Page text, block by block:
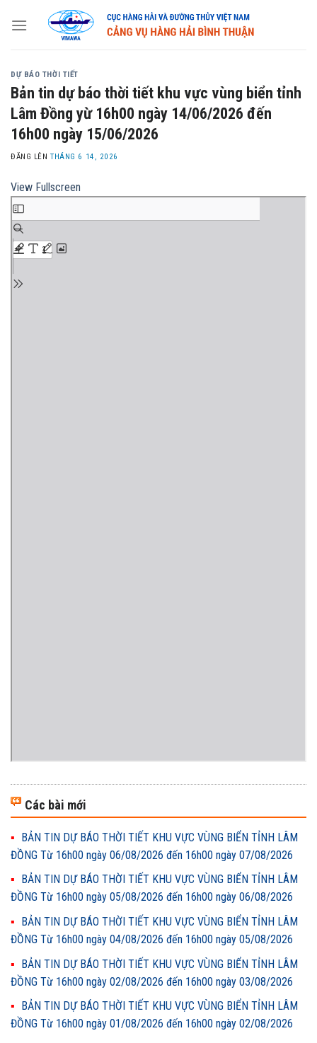
DỰ BÁO THỜI TIẾT
Bản tin dự báo thời tiết khu vực vùng biển tỉnh
Lâm Đồng yừ 16h00 ngày 14/06/2026 đến
16h00 ngày 15/06/2026
ĐĂNG LÊNTHÁNG 6 14, 2026
View Fullscreen
Các bài mới
BẢN TIN DỰ BÁO THỜI TIẾT KHU VỰC VÙNG BIỂN TỈNH LÂM
ĐỒNG Từ 16h00 ngày 06/08/2026 đến 16h00 ngày 07/08/2026
BẢN TIN DỰ BÁO THỜI TIẾT KHU VỰC VÙNG BIỂN TỈNH LÂM
ĐỒNG Từ 16h00 ngày 05/08/2026 đến 16h00 ngày 06/08/2026
BẢN TIN DỰ BÁO THỜI TIẾT KHU VỰC VÙNG BIỂN TỈNH LÂM
ĐỒNG Từ 16h00 ngày 04/08/2026 đến 16h00 ngày 05/08/2026
BẢN TIN DỰ BÁO THỜI TIẾT KHU VỰC VÙNG BIỂN TỈNH LÂM
ĐỒNG Từ 16h00 ngày 02/08/2026 đến 16h00 ngày 03/08/2026
BẢN TIN DỰ BÁO THỜI TIẾT KHU VỰC VÙNG BIỂN TỈNH LÂM
ĐỒNG Từ 16h00 ngày 01/08/2026 đến 16h00 ngày 02/08/2026